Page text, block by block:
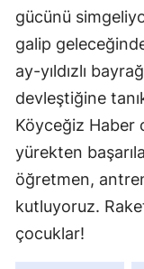
gücünü
galip
ay-yıldızlı
devleştiğine
Köyceğiz Haber
yürekten
öğretmen,
kutluyoruz.
çocuklar!